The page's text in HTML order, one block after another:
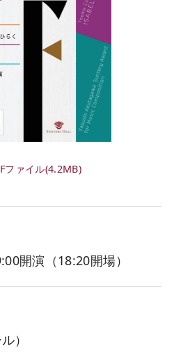
ファイル(4.2MB)
開演（18:20開場）
）